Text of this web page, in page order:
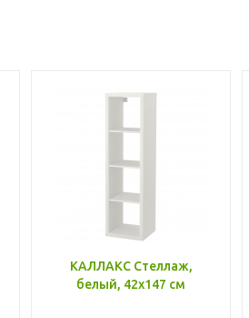
КАЛЛАКС Стеллаж,
белый, 42x147 см